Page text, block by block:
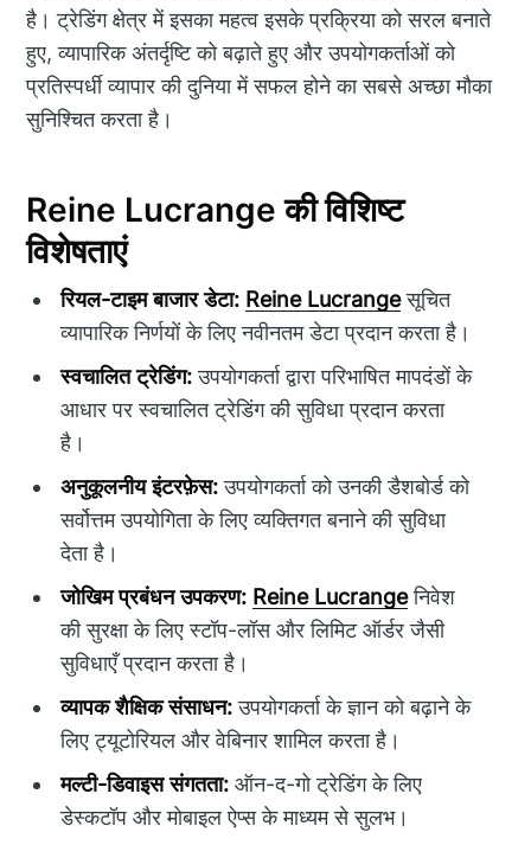
है। ट्रेडिंग क्षेत्र में इसका महत्व इसके प्रक्रिया को सरल बनाते
हुए, व्यापारिक अंतर्दृष्टि को बढ़ाते हुए और उपयोगकर्ताओं को
प्रतिस्पर्धी व्यापार की दुनिया में सफल होने का सबसे अच्छा मौका
सुनिश्चित करता है।
Reine Lucrange की विशिष्ट
विशेषताएं
रियल-टाइम बाजार डेटा: Reine Lucrangeसूचित
व्यापारिक निर्णयों के लिए नवीनतम डेटा प्रदान करता है।
स्वचालित ट्रेडिंग:उपयोगकर्ता द्वारा परिभाषित मापदंडों के
आधार पर स्वचालित ट्रेडिंग की सुविधा प्रदान करता
है।
अनुकूलनीय इंटरफ़ेस:उपयोगकर्ता को उनकी डैशबोर्ड को
सर्वोत्तम उपयोगिता के लिए व्यक्तिगत बनाने की सुविधा
देता है।
जोखिम प्रबंधन उपकरण: Reine Lucrangeनिवेश
की सुरक्षा के लिए स्टॉप-लॉस और लिमिट ऑर्डर जैसी
सुविधाएँ प्रदान करता है।
व्यापक शैक्षिक संसाधन:उपयोगकर्ता के ज्ञान को बढ़ाने के
लिए ट्यूटोरियल और वेबिनार शामिल करता है।
मल्टी-डिवाइस संगतता: ऑन-द-गो ट्रेडिंग के लिए
डेस्कटॉप और मोबाइल ऐप्स के माध्यम से सुलभ।